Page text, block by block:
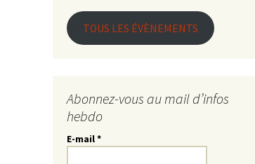
TOUS LES ÉVÈNEMENTS
Abonnez-vous au mail d’infos
hebdo
E-mail*